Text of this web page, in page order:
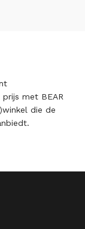
met BEAR
die de